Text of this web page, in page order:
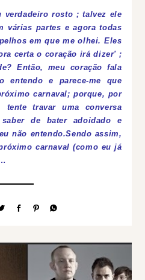
verdadeiro rosto ; talvez ele
várias partes e agora todas
em que me olhei. Eles
certa o coração irá dizer' ;
Então, meu coração fala
entendo e parece-me que
carnaval; porque, por
travar uma conversa
de bater adoidado e
não entendo.Sendo assim,
carnaval (como eu já